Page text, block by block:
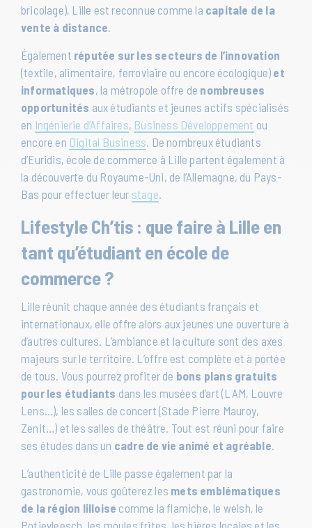
bricolage), Lille est reconnue comme la capitale de la
vente à distance
Également réputée sur les secteurs de l’innovation
(textile, alimentaire, ferroviaire ou encore écologique) et
informatiques, la métropole offre de nombreuses
opportunités aux étudiants et jeunes actifs spécialisés
en Ingénierie d’Affaires, Business Développement ou
encore en Digital Business . De nombreux étudiants
d’Euridis, école de commerce à Lille partent également à
la découverte du Royaume-Uni, de l’Allemagne, du Pays-
Bas pour effectuer leur stage
Lifestyle Ch’tis : que faire à Lille en
tant qu’étudiant en école de
commerce ?
Lille réunit chaque année des étudiants français et
internationaux, elle offre alors aux jeunes une ouverture à
d’autres cultures. L’ambiance et la culture sont des axes
majeurs sur le territoire. L’offre est complète et à portée
de tous. Vous pourrez profiter de bons plans gratuits
pour les étudiants dans les musées d’art (LAM, Louvre
Lens…), les salles de concert (Stade Pierre Mauroy,
Zenit…) et les salles de théâtre. Tout est réuni pour faire
ses études dans un cadre de vie animé et agréable
L’authenticité de Lille passe également par la
gastronomie, vous goûterez les mets emblématiques
de la région lilloise comme la flamiche, le welsh, le
Potjevleesch, les moules frites, les bières locales et les